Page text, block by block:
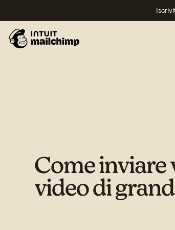
Come inviare
video di